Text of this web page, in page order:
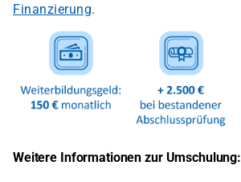
Finanzierung.
Weitere Informationen zur Umschulung: